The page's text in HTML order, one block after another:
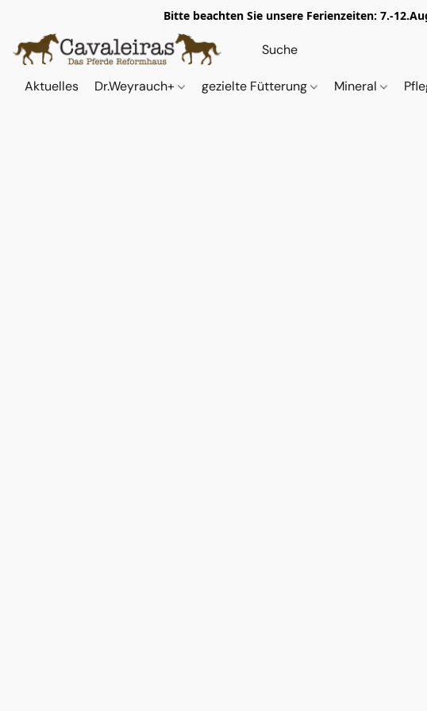
Bitte beachten Sie unsere Ferienzeiten: 7.-
Aktuelles Dr.Weyrauch+ gezielte Fütterung Mineral